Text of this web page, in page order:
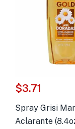
y Suplementos )
$3.71
Spray Grisi
Aclarante